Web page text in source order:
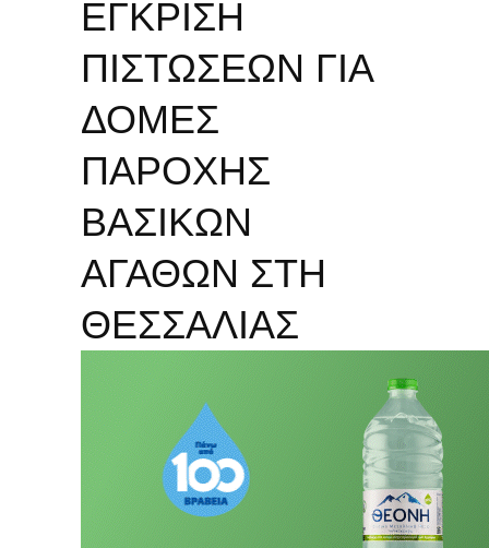
ΕΓΚΡΙΣΗ
ΠΙΣΤΩΣΕΩΝ ΓΙΑ
ΔΟΜΕΣ
ΠΑΡΟΧΗΣ
ΒΑΣΙΚΩΝ
ΑΓΑΘΩΝ ΣΤΗ
ΘΕΣΣΑΛΙΑΣ